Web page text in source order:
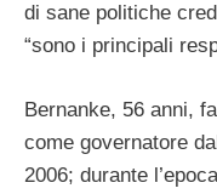
di sane politiche
“sono i principali
Bernanke, 56 anni,
come governatore
2006; durante